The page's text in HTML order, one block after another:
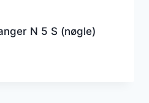
N 5 S (nøgle)